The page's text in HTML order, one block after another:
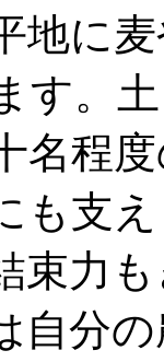
に
す。
名程
も支
束力
分